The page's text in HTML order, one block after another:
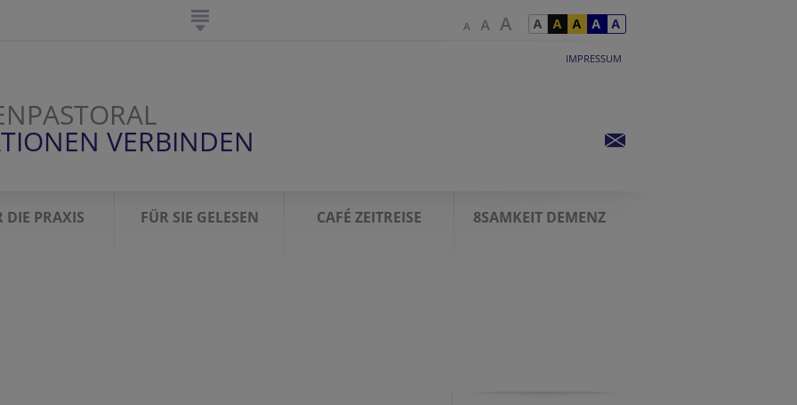
IMPRESSUM
VERBINDEN
DIE PRAXIS FÜR SIE GELESEN CAFÉ ZEITREISE 8SAMKEIT DEMENZ